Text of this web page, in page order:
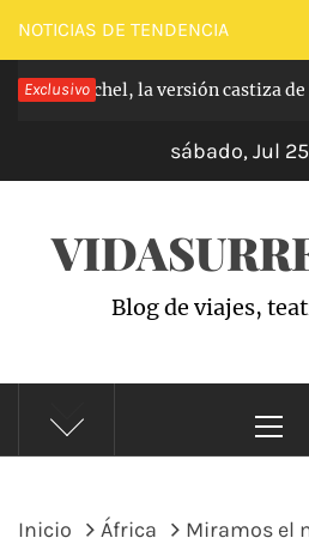
Saltar
al
contenido
NOTICIAS DE TENDENCIA
Exclusivola versión castiza de
sábado, Jul
Blog de viajes,
Inicio África
Miramos el